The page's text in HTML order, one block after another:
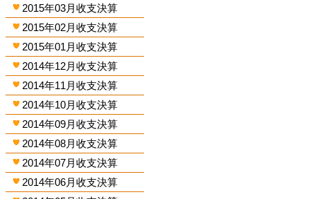
2015年03月收支決算
2015年02月收支決算
2015年01月收支決算
2014年12月收支決算
2014年11月收支決算
2014年10月收支決算
2014年09月收支決算
2014年08月收支決算
2014年07月收支決算
2014年06月收支決算